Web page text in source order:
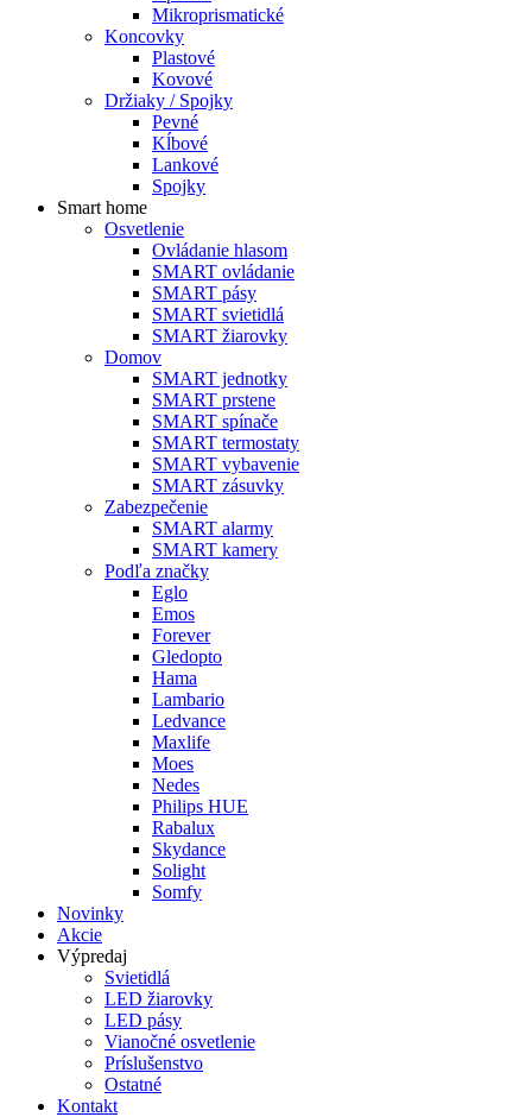
Mikroprismatické
Koncovky
Plastové
Kovové
Držiaky / Spojky
Pevné
Kĺbové
Lankové
Spojky
Smart home
Osvetlenie
Ovládanie hlasom
SMART ovládanie
SMART pásy
SMART svietidlá
SMART žiarovky
Domov
SMART jednotky
SMART prstene
SMART spínače
SMART termostaty
SMART vybavenie
SMART zásuvky
Zabezpečenie
SMART alarmy
SMART kamery
Podľa značky
Eglo
Emos
Forever
Gledopto
Hama
Lambario
Ledvance
Maxlife
Moes
Nedes
Philips HUE
Rabalux
Skydance
Solight
Somfy
Novinky
Akcie
Výpredaj
Svietidlá
LED žiarovky
LED pásy
Vianočné osvetlenie
Príslušenstvo
Ostatné
Kontakt